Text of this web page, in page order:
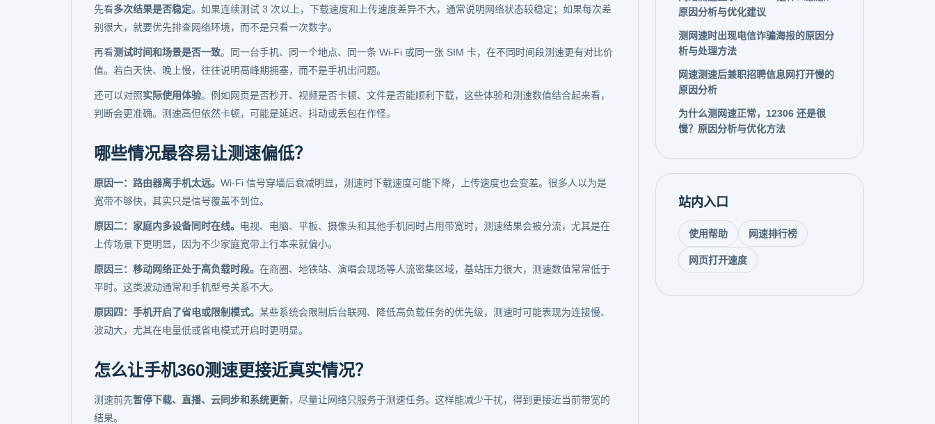
先看多次结果是否稳定。如果连续测试 3 次以上，下载速度和上传速度差异不大，通常说明网络状态较稳定；如果每次差
别很大，就要优先排查网络环境，而不是只看一次数字。
再看测试时间和场景是否一致。同一台手机、同一个地点、同一条 Wi-Fi 或同一张 SIM 卡，在不同时间段测速更有对比价
值。若白天快、晚上慢，往往说明高峰期拥塞，而不是手机出问题。
还可以对照实际使用体验。例如网页是否秒开、视频是否卡顿、文件是否能顺利下载，这些体验和测速数值结合起来看，
判断会更准确。测速高但依然卡顿，可能是延迟、抖动或丢包在作怪。
哪些情况最容易让测速偏低？
原因一：路由器离手机太远。 Wi-Fi 信号穿墙后衰减明显，测速时下载速度可能下降，上传速度也会变差。很多人以为是
宽带不够快，其实只是信号覆盖不到位。
原因二：家庭内多设备同时在线。 电视、电脑、平板、摄像头和其他手机同时占用带宽时，测速结果会被分流，尤其是在
上传场景下更明显，因为不少家庭宽带上行本来就偏小。
原因三：移动网络正处于高负载时段。 在商圈、地铁站、演唱会现场等人流密集区域，基站压力很大，测速数值常常低于
平时。这类波动通常和手机型号关系不大。
原因四：手机开启了省电或限制模式。 某些系统会限制后台联网、降低高负载任务的优先级，测速时可能表现为连接慢、
波动大，尤其在电量低或省电模式开启时更明显。
怎么让手机360测速更接近真实情况？
测速前先暂停下载、直播、云同步和系统更新，尽量让网络只服务于测速任务。这样能减少干扰，得到更接近当前带宽的
结果。
原因分析与优化建议
测网速时出现电信诈骗海报的原因分
析与处理方法
网速测速后兼职招聘信息网打开慢的
原因分析
为什么测网速正常，12306 还是很
慢？原因分析与优化方法
站内入口
使用帮助 网速排行榜
网页打开速度